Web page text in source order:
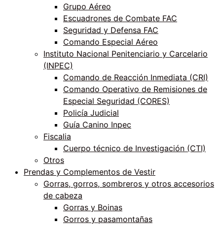
Grupo Aéreo
Escuadrones de Combate FAC
Seguridad y Defensa FAC
Comando Especial Aéreo
Instituto Nacional Penitenciario y Carcelario
(INPEC)
Comando de Reacción Inmediata (CRI)
Comando Operativo de Remisiones de
Especial Seguridad (CORES)
Policía Judicial
Guía Canino Inpec
Fiscalia
Cuerpo técnico de Investigación (CTI)
Otros
Prendas y Complementos de Vestir
Gorras, gorros, sombreros y otros accesorios
de cabeza
Gorras y Boinas
Gorros y pasamontañas